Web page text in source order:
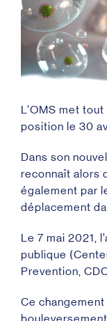
L’OMS met
position le 30
Dans son
reconnaît alors
également par
déplacement
Le 7 mai 2021,
publique
Prevention,
Ce